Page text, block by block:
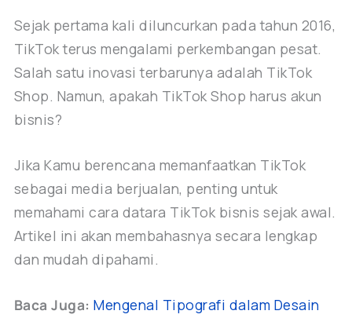
Sejak pertama kali diluncurkan pada tahun 2016,
TikTok terus mengalami perkembangan pesat.
Salah satu inovasi terbarunya adalah TikTok
Shop. Namun, apakah TikTok Shop harus akun
bisnis?
Jika Kamu berencana memanfaatkan TikTok
sebagai media berjualan, penting untuk
memahami cara datara TikTok bisnis sejak awal.
Artikel ini akan membahasnya secara lengkap
dan mudah dipahami.
Baca Juga: Mengenal Tipografi dalam Desain